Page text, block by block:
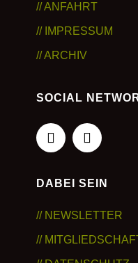
// ANFAHRT
// IMPRESSUM
// ARCHIV
SOCIAL
DABEI SEIN
// NEWSLETTER
//